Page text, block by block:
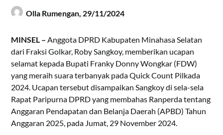
Olla Rumengan, 29/11/2024
MINSEL – Anggota DPRD Kabupaten Minahasa Selatan
dari Fraksi Golkar, Roby Sangkoy, memberikan ucapan
selamat kepada Bupati Franky Donny Wongkar (FDW)
yang meraih suara terbanyak pada Quick Count Pilkada
2024. Ucapan tersebut disampaikan Sangkoy di sela-sela
Rapat Paripurna DPRD yang membahas Ranperda tentang
Anggaran Pendapatan dan Belanja Daerah (APBD) Tahun
Anggaran 2025, pada Jumat, 29 November 2024.